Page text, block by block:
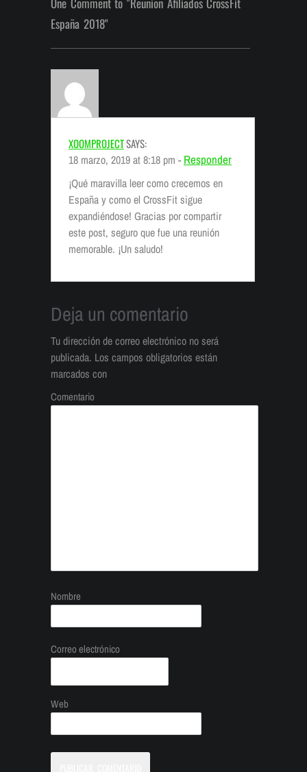
España 2018"
XOOMPROJECTSAYS:
18 marzo, 2019 at 8:18 pm -Responder
¡Qué maravilla leer como crecemos en
España y como el CrossFit sigue
expandiéndose! Gracias por compartir
este post, seguro que fue una reunión
memorable. ¡Un saludo!
Deja un comentario
Tu dirección de correo electrónico no será
publicada. Los campos obligatorios están
marcados con
Comentario
Nombre
Correo electrónico
Web